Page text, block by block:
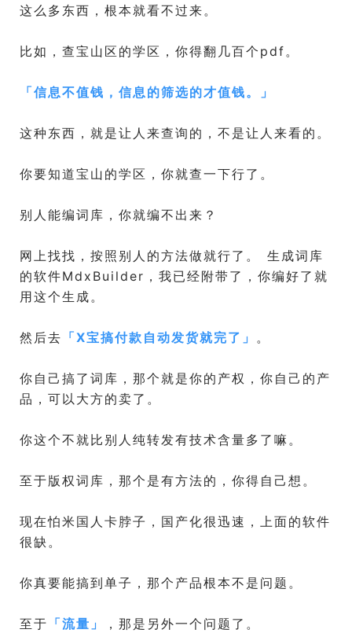
这么多东西，根本就看不过来。
比如，查宝山区的学区，你得翻几百个pdf。
「信息不值钱，信息的筛选的才值钱。 」
这种东西，就是让人来查询的，不是让人来看的。
你要知道宝山的学区，你就查一下行了。
别人能编词库，你就编不出来？
网上找找，按照别人的方法做就行了。 生成词库
的软件MdxBuilder，我已经附带了，你编好了就
用这个生成。
然后去 「X宝搞付款自动发货就完了 」 。
你自己搞了词库，那个就是你的产权，你自己的产
品，可以大方的卖了。
你这个不就比别人纯转发有技术含量多了嘛。
至于版权词库，那个是有方法的，你得自己想。
现在怕米国人卡脖子，国产化很迅速，上面的软件
很缺。
你真要能搞到单子，那个产品根本不是问题。
至于 「流量 」 ，那是另外一个问题了。